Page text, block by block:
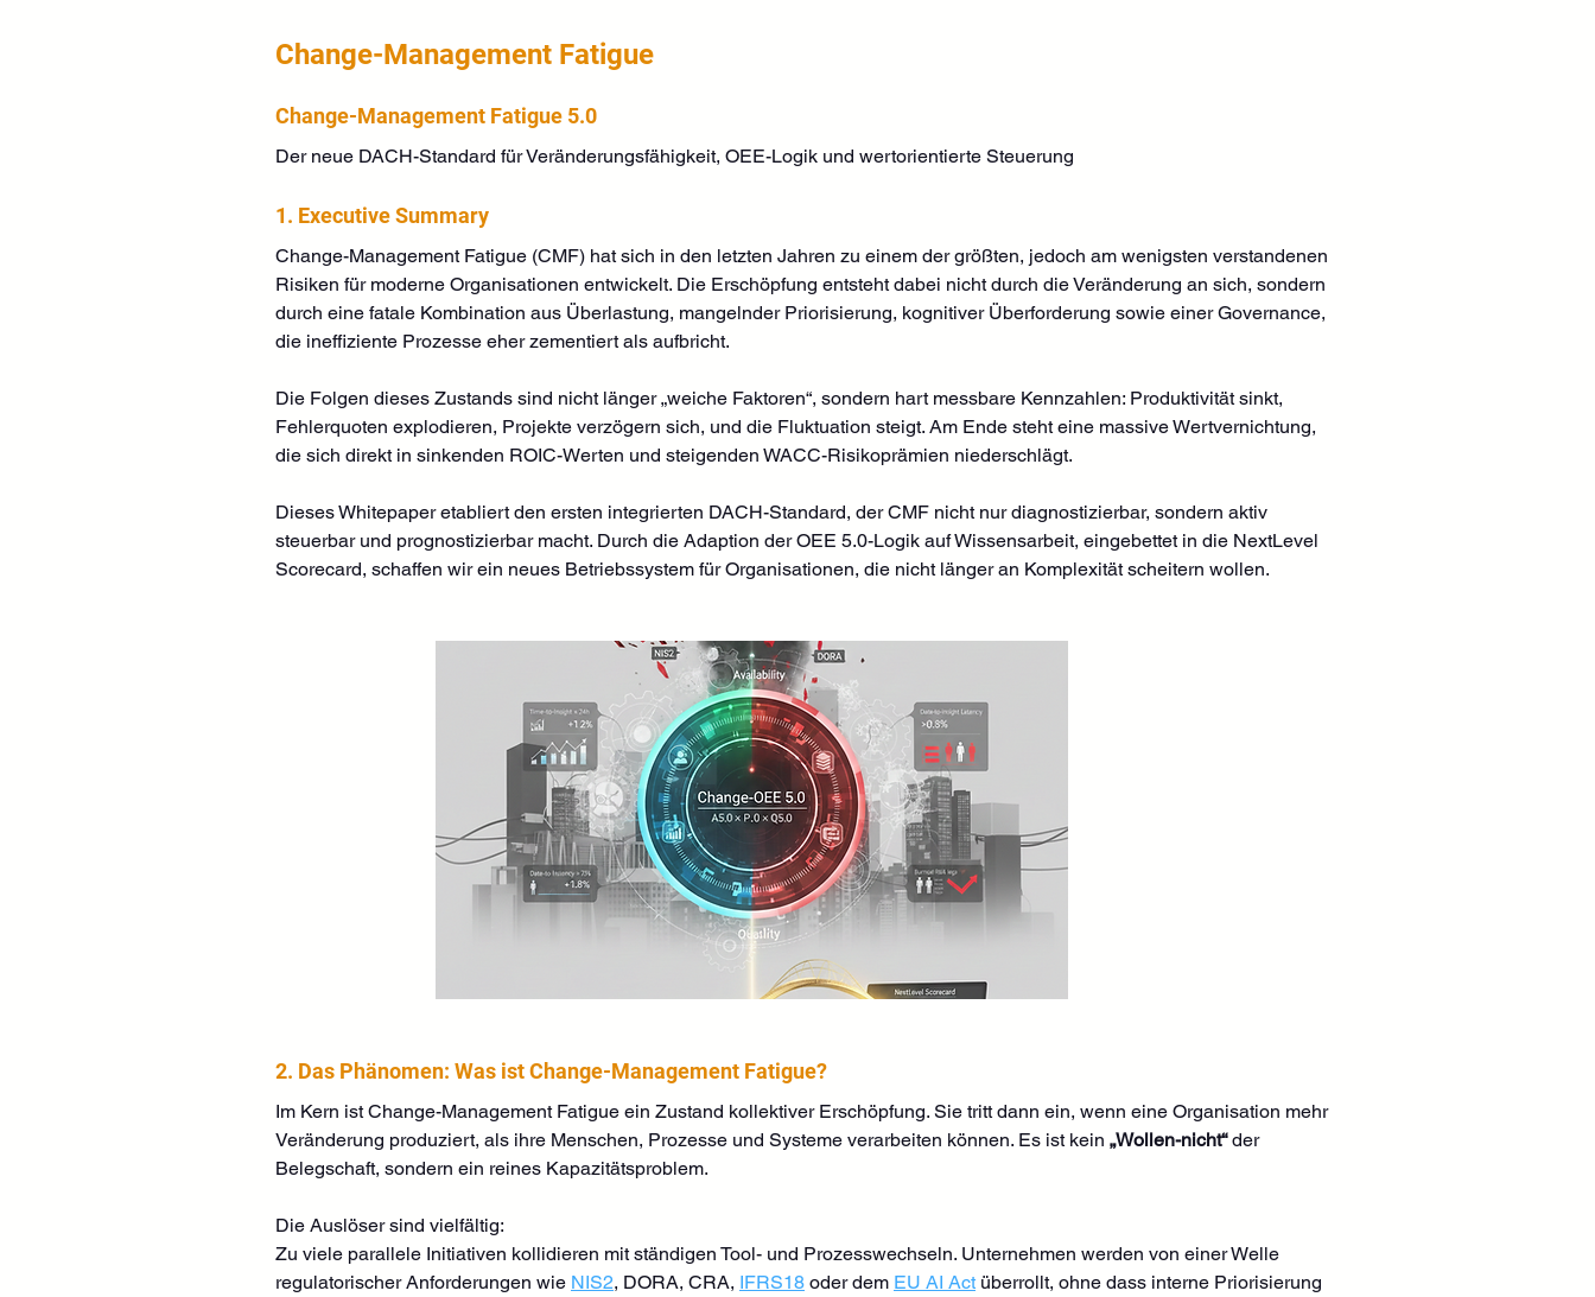
Change-Management Fatigue
Change-Management Fatigue 5.0
Der neue DACH-Standard für Veränderungsfähigkeit, OEE-Logik und wertorientierte Steuerung
1. Executive Summary
Change-Management Fatigue (CMF) hat sich in den letzten Jahren zu einem der größten, jedoch am wenigsten verstandenen
Risiken für moderne Organisationen entwickelt. Die Erschöpfung entsteht dabei nicht durch die Veränderung an sich, sondern
durch eine fatale Kombination aus Überlastung, mangelnder Priorisierung, kognitiver Überforderung sowie einer Governance,
die ineffiziente Prozesse eher zementiert als aufbricht.
Die Folgen dieses Zustands sind nicht länger „weiche Faktoren“, sondern hart messbare Kennzahlen: Produktivität sinkt,
Fehlerquoten explodieren, Projekte verzögern sich, und die Fluktuation steigt. Am Ende steht eine massive Wertvernichtung,
die sich direkt in sinkenden ROIC-Werten und steigenden WACC-Risikoprämien niederschlägt.
Dieses Whitepaper etabliert den ersten integrierten DACH-Standard, der CMF nicht nur diagnostizierbar, sondern aktiv
steuerbar und prognostizierbar macht. Durch die Adaption der OEE 5.0-Logik auf Wissensarbeit, eingebettet in die NextLevel
Scorecard, schaffen wir ein neues Betriebssystem für Organisationen, die nicht länger an Komplexität scheitern wollen.
2. Das Phänomen: Was ist Change-Management Fatigue?
Im Kern ist Change-Management Fatigue ein Zustand kollektiver Erschöpfung. Sie tritt dann ein, wenn eine Organisation mehr
Veränderung produziert, als ihre Menschen, Prozesse und Systeme verarbeiten können. Es ist kein „Wollen-nicht“ der
Belegschaft, sondern ein reines Kapazitätsproblem.
Die Auslöser sind vielfältig:
Zu viele parallele Initiativen kollidieren mit ständigen Tool- und Prozesswechseln. Unternehmen werden von einer Welle
regulatorischer Anforderungen wie NIS2, DORA, CRA, IFRS18 oder dem EU AI Act überrollt, ohne dass interne Priorisierung